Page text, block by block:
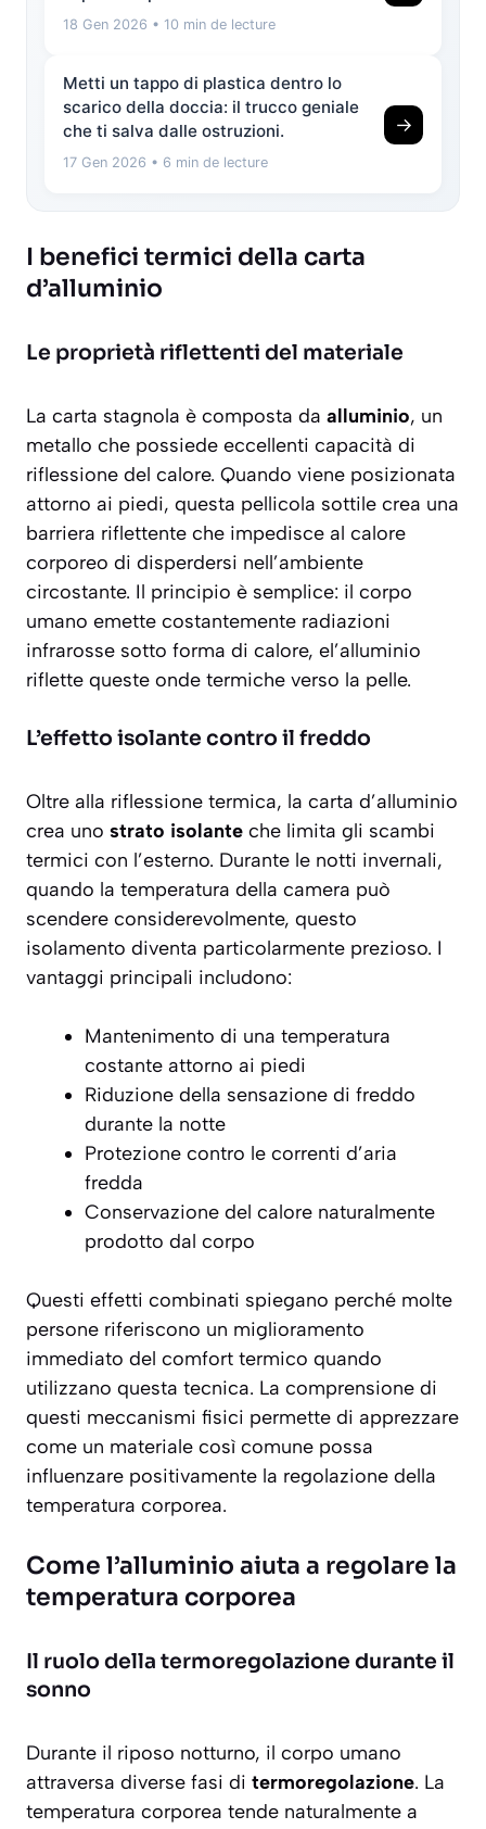
18 Gen 2026 • 10 min de lecture
Metti un tappo di plastica dentro lo
scarico della doccia: il trucco geniale
che ti salva dalle ostruzioni.
17 Gen 2026 • 6 min de lecture
→
I benefici termici della carta
d’alluminio
Le proprietà riflettenti del materiale
La carta stagnola è composta da alluminio, un
metallo che possiede eccellenti capacità di
riflessione del calore. Quando viene posizionata
attorno ai piedi, questa pellicola sottile crea una
barriera riflettente che impedisce al calore
corporeo di disperdersi nell’ambiente
circostante. Il principio è semplice: il corpo
umano emette costantemente radiazioni
infrarosse sotto forma di calore, el’alluminio
riflette queste onde termiche verso la pelle.
L’effetto isolante contro il freddo
Oltre alla riflessione termica, la carta d’alluminio
crea uno strato isolante che limita gli scambi
termici con l’esterno. Durante le notti invernali,
quando la temperatura della camera può
scendere considerevolmente, questo
isolamento diventa particolarmente prezioso. I
vantaggi principali includono:
Mantenimento di una temperatura
costante attorno ai piedi
Riduzione della sensazione di freddo
durante la notte
Protezione contro le correnti d’aria
fredda
Conservazione del calore naturalmente
prodotto dal corpo
Questi effetti combinati spiegano perché molte
persone riferiscono un miglioramento
immediato del comfort termico quando
utilizzano questa tecnica. La comprensione di
questi meccanismi fisici permette di apprezzare
come un materiale così comune possa
influenzare positivamente la regolazione della
temperatura corporea.
Come l’alluminio aiuta a regolare la
temperatura corporea
Il ruolo della termoregolazione durante il
sonno
Durante il riposo notturno, il corpo umano
attraversa diverse fasi di termoregolazione. La
temperatura corporea tende naturalmente a